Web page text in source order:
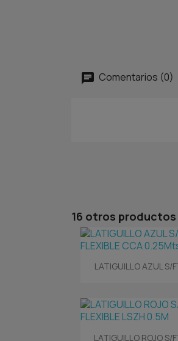
Comentarios (0)
16 otros
Vista
LATIGUILLO AZUL S/
Vista
LATIGUILLO ROJO S/